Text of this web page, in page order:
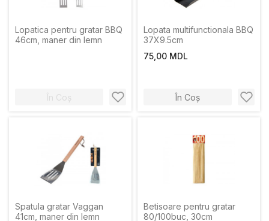
Lopatica pentru gratar BBQ
46cm, maner din lemn
În Coș
Lopata multifunctionala BBQ
37X9.5cm
75,00 MDL
În Coș
Spatula gratar Vaggan
41cm, maner din lemn
Betisoare pentru gratar
80/100buc, 30cm